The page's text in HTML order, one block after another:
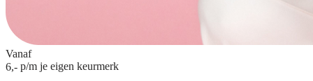
Vanaf
6,- p/m je eigen keurmerk